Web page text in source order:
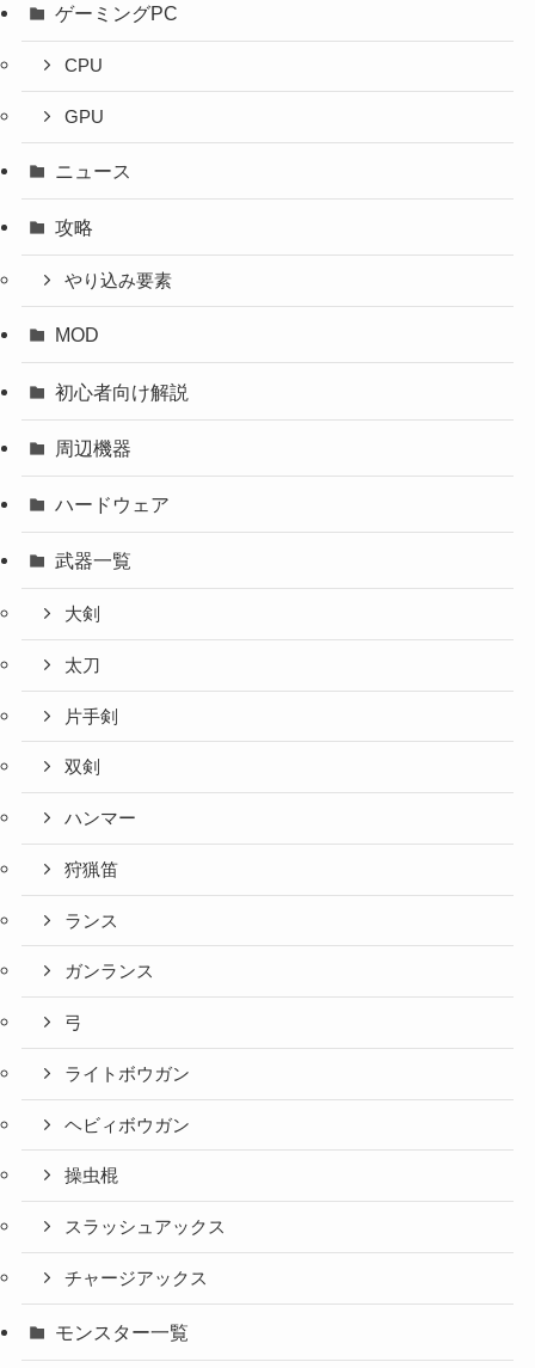
ゲーミングPC
CPU
GPU
ニュース
攻略
やり込み要素
MOD
初心者向け解説
周辺機器
ハードウェア
武器一覧
大剣
太刀
片手剣
双剣
ハンマー
狩猟笛
ランス
ガンランス
弓
ライトボウガン
ヘビィボウガン
操虫棍
スラッシュアックス
チャージアックス
モンスター一覧